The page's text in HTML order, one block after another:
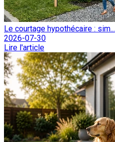
Le courtage hypothécaire : sim...
2026-07-30
Lire l'article